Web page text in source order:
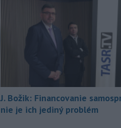
J. Božik: Financovanie
nie je ich jediný problém